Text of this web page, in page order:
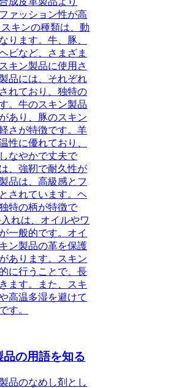
ァッション性が高
キンの種類は、動
ります。牛、豚、
ビなど、さまざま
キン製品に使用さ
品には、それぞれ
れており、独特の
。牛のスキン製品
あり、豚のスキン
さが特徴です。羊
性に優れており、
なやかで丈夫で
、強靭で耐久性が
品は、高級感とフ
されています。ヘ
特の柄が特徴で
れは、オイルやワ
一般的です。オイ
ン製品の革を保護
あります。スキン
に行うことで、長
ます。また、スキ
高温多湿を避けて
す。
の用語を知る
品のなめし剤とし